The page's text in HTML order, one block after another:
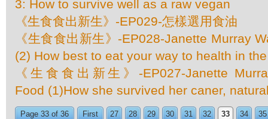
3: How to survive well as a raw vegan
《生食食出新生》-EP029-怎樣選用食油
《生食食出新生》-EP028-Janette Murray
(2) How best to eat your way to health in
《生食食出新生》-EP027-Janette
Food (1)How she survived her caner,
Page 33 of 36 First 27 28 29 30 31 32 33 34 35